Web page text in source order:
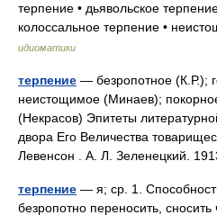
терпение • дьявольское
колоссальное терпение •
идиоматики
терпение — безропотное (К.Р.);
неистощимое (Минаев);
(Некрасов) Эпитеты
двора Его Величества
Левенсон . А. Л. Зеленецкий.
терпение — я; ср. 1.
безропотно переносить, сносить